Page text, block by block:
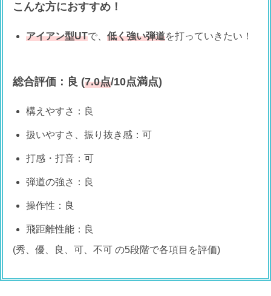
こんな方におすすめ！
アイアン型UTで、低く強い弾道を打っていきたい！
総合評価：良 (7.0点/10点満点)
構えやすさ：良
扱いやすさ、振り抜き感：可
打感・打音：可
弾道の強さ：良
操作性：良
飛距離性能：良
(秀、優、良、可、不可 の5段階で各項目を評価)